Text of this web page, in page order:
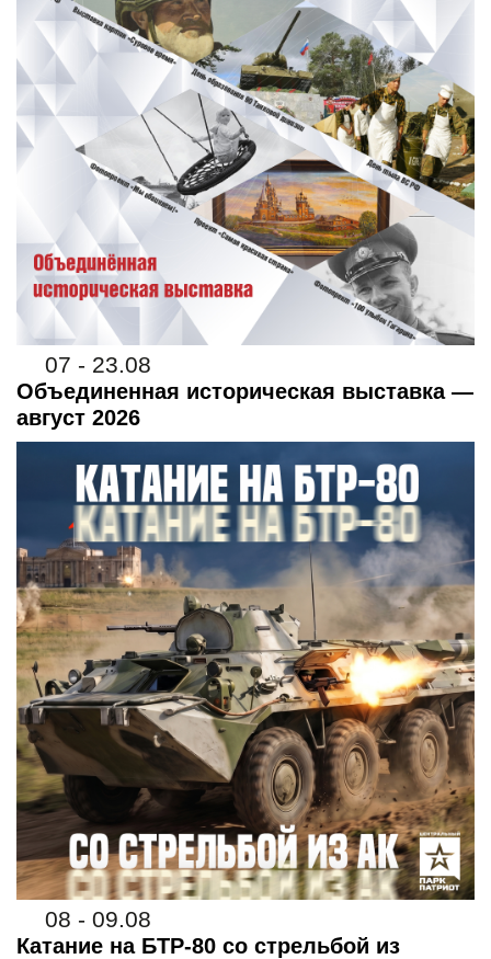
07 - 23.08
Объединенная историческая выставка —
август 2026
08 - 09.08
Катание на БТР-80 со стрельбой из